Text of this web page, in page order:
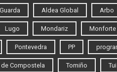
Aldea Global Arbo
Lugo Mondariz Monforte
Pontevedra PP
Compostela Tomiño Tui